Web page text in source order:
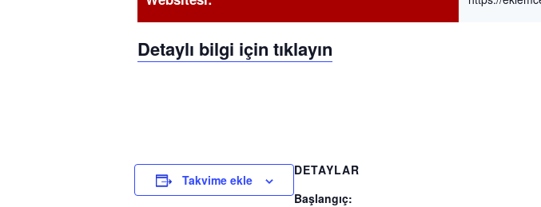
Detaylı bilgi için tıklayın
Takvime ekle
DETAYLAR
Başlangıç: